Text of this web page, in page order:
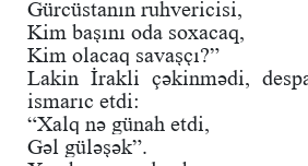
Gürcüstanın ruhvericisi,
Kim başını oda soxacaq,
Kim olacaq savaşçı?”
Lakin İrakli çəkinmədi,
ismarıc etdi:
“Xalq nə günah etdi,
Gəl güləşək”.